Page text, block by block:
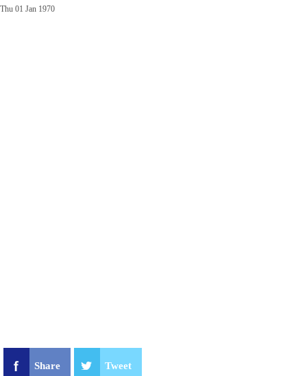
Thu 01 Jan 1970
Share Tweet